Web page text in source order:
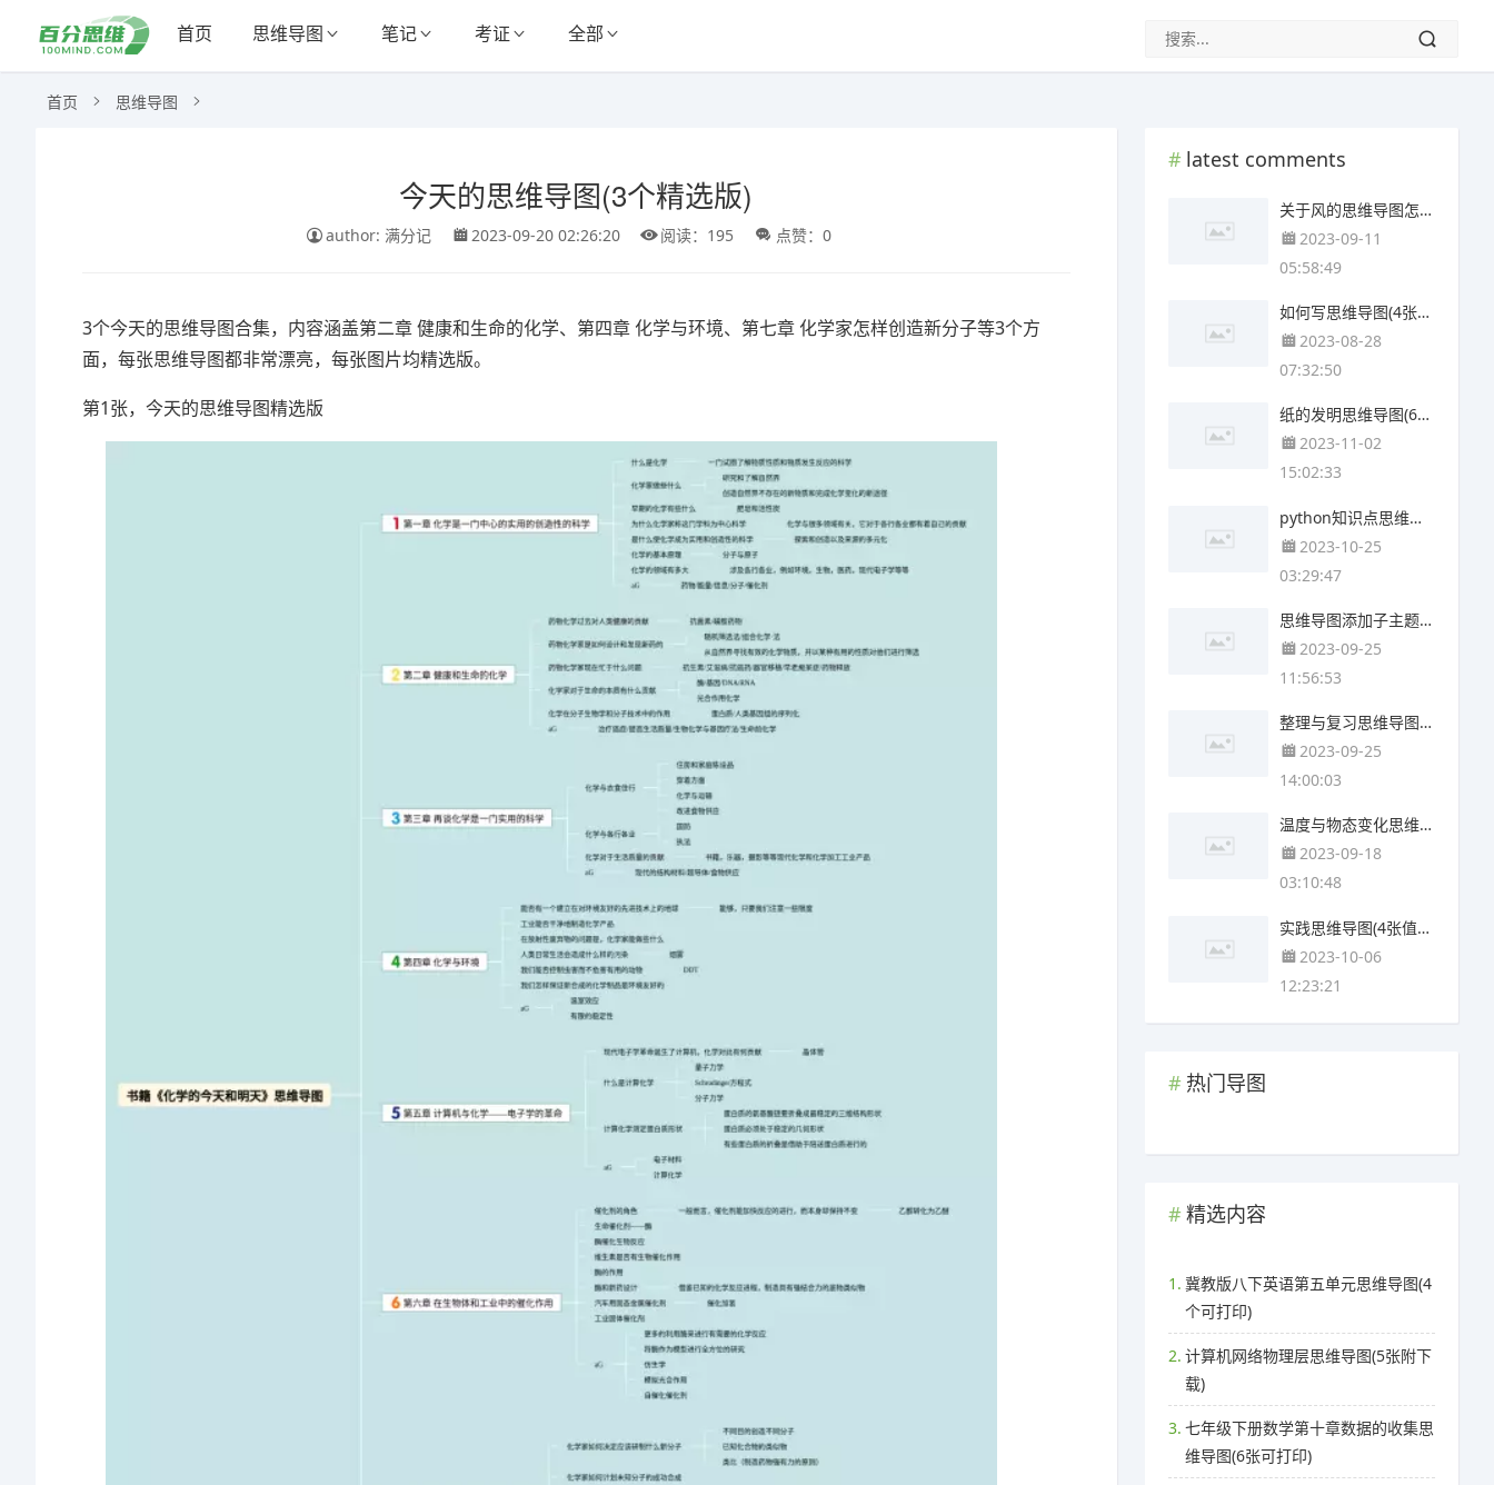
首页 思维导图 笔记 考证 全部
首页 思维导图
今天的思维导图(3个精选版)
author: 满分记 2023-09-20 02:26:20 阅读：195 点赞：0
3个今天的思维导图合集，内容涵盖第二章 健康和生命的化学、第四章 化学与环境、第七章 化学家怎样创造新分子等3个方
面，每张思维导图都非常漂亮，每张图片均精选版。
第1张，今天的思维导图精选版
latest comments
关于风的思维导图怎么画(4个附打印高清版)
2023-09-11
05:58:49
如何写思维导图(4张附下载)
2023-08-28
07:32:50
纸的发明思维导图(6张附下载)
2023-11-02
15:02:33
python知识点思维导图(3张精选版)
2023-10-25
03:29:47
思维导图添加子主题的方法(4个可打印)
2023-09-25
11:56:53
整理与复习思维导图(4个高清版)
2023-09-25
14:00:03
温度与物态变化思维导图(3个精选版)
2023-09-18
03:10:48
实践思维导图(4张值得收藏)
2023-10-06
12:23:21
热门导图
精选内容
1. 冀教版八下英语第五单元思维导图(4
个可打印)
2. 计算机网络物理层思维导图(5张附下
载)
3. 七年级下册数学第十章数据的收集思
维导图(6张可打印)